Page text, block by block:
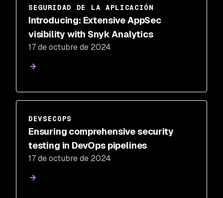
SEGURIDAD DE LA APLICACIÓN
Introducing: Extensive AppSec
visibility with Snyk Analytics
17 de octubre de 2024
DEVSECOPS
Ensuring comprehensive security
testing in DevOps pipelines
17 de octubre de 2024